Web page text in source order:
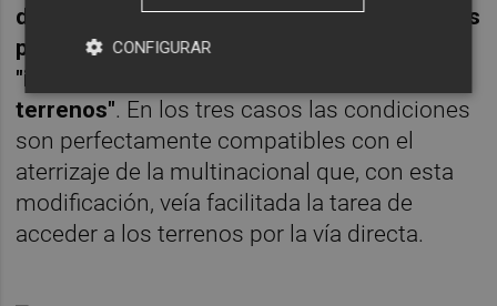
del dominio de los bienes integrantes de los
patrimonios públicos del suelo no sea
"inferior al valor de mercado de los
terrenos". En los tres casos las condiciones
son perfectamente compatibles con el
aterrizaje de la multinacional que, con esta
modificación, veía facilitada la tarea de
acceder a los terrenos por la vía directa.
CONFIGURAR